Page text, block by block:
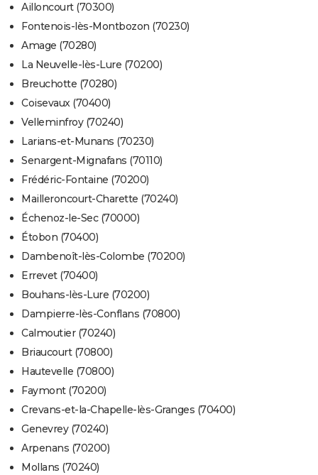
Ailloncourt (70300)
Fontenois-lès-Montbozon (70230)
Amage (70280)
La Neuvelle-lès-Lure (70200)
Breuchotte (70280)
Coisevaux (70400)
Velleminfroy (70240)
Larians-et-Munans (70230)
Senargent-Mignafans (70110)
Frédéric-Fontaine (70200)
Mailleroncourt-Charette (70240)
Échenoz-le-Sec (70000)
Étobon (70400)
Dambenoît-lès-Colombe (70200)
Errevet (70400)
Bouhans-lès-Lure (70200)
Dampierre-lès-Conflans (70800)
Calmoutier (70240)
Briaucourt (70800)
Hautevelle (70800)
Faymont (70200)
Crevans-et-la-Chapelle-lès-Granges (70400)
Genevrey (70240)
Arpenans (70200)
Mollans (70240)